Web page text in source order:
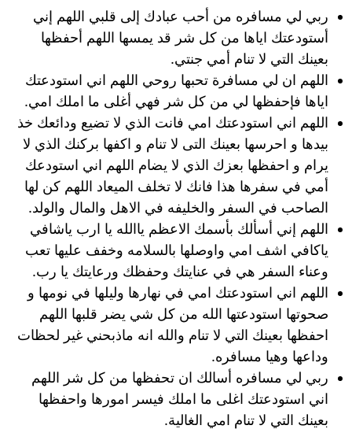
ربي لي مسافره من أحب عبادك إلى قلبي اللهم إني
أستودعتك اياها من كل شر قد يمسها اللهم أحفظها
بعينك التي لا تنام أمي جنتي.
اللهم ان لي مسافرة تحبها روحي اللهم اني استودعتك
اياها فإحفظها لي من كل شر فهي أغلى ما املك امي.
اللهم اني استودعتك امي فانت الذي لا تضيع ودائعك خذ
بيدها و احرسها بعينك التى لا تنام و اكفها بركنك الذي لا
يرام و احفظها بعزك الذي لا يضام اللهم اني استودعك
أمي في سفرها هذا فانك لا تخلف الميعاد اللهم كن لها
الصاحب في السفر والخليفه في الاهل والمال والولد.
اللهم إني أسألك بأسمك الاعظم ياالله يا ارب ياشافي
ياكافي اشف امي واوصلها بالسلامه وخفف عليها تعب
وعناء السفر هي في عنايتك وحفظك ورعايتك يا رب.
اللهم اني استودعتك امي في نهارها وليلها في نومها و
صحوتها استودعتها الله من كل شي يضر قلبها اللهم
احفظها بعينك التي لا تنام والله انه ماذبحني غير لحظات
وداعها وهيا مسافره.
ربي لي مسافره أسالك ان تحفظها من كل شر اللهم
اني استودعتك اغلى ما املك فيسر امورها واحفظها
بعينك التي لا تنام امي الغالية.